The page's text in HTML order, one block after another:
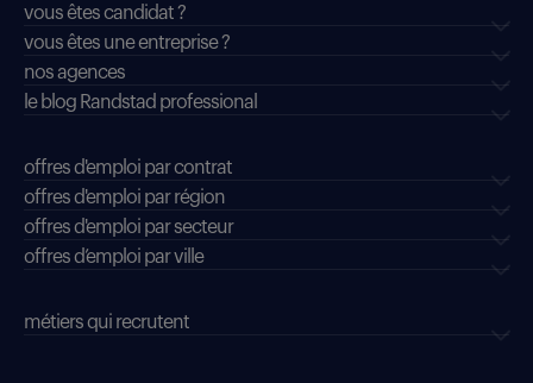
vous êtes candidat ?
vous êtes une entreprise ?
nos agences
le blog Randstad professional
offres d'emploi par contrat
offres d'emploi par région
offres d'emploi par secteur
offres d’emploi par ville
métiers qui recrutent